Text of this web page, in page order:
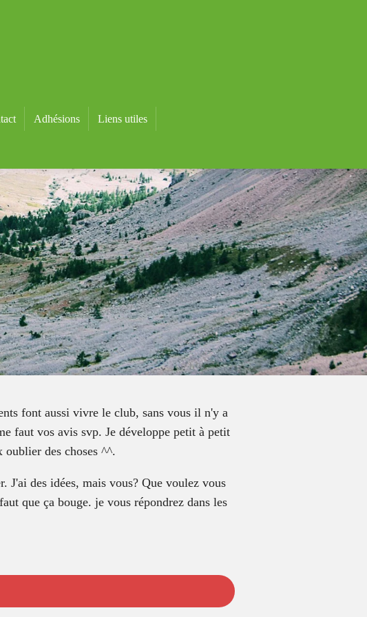
Adhésions Liens utiles
font aussi vivre le club, sans vous il n'y a
faut vos avis svp. Je développe petit à petit
des choses ^^.
J'ai des idées, mais vous? Que voulez vous
que ça bouge. je vous répondrez dans les